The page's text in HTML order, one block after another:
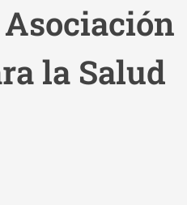
la Salud